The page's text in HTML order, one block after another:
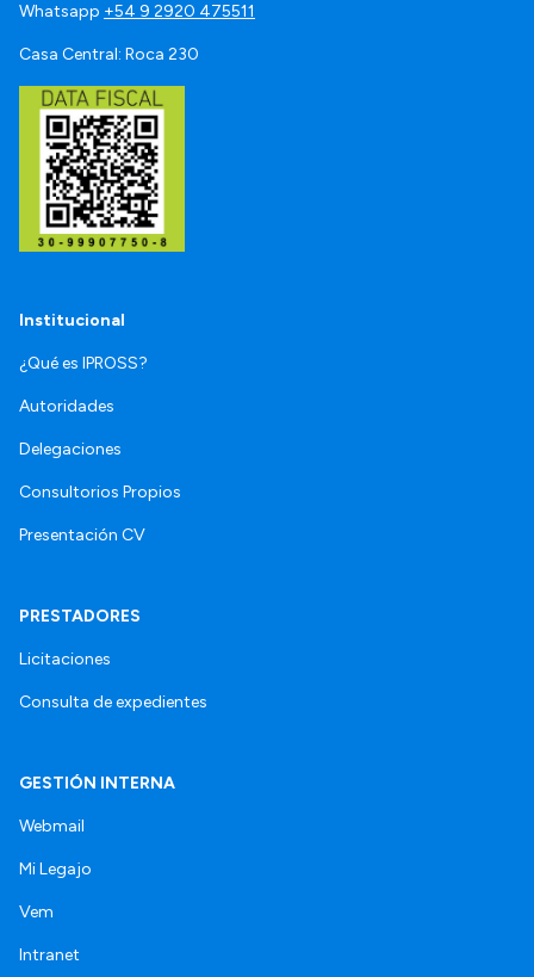
Whatsapp +54 9 2920 475511
Casa Central: Roca 230
Institucional
¿Qué es IPROSS?
Autoridades
Delegaciones
Consultorios Propios
Presentación CV
PRESTADORES
Licitaciones
Consulta de expedientes
GESTIÓN INTERNA
Webmail
Mi Legajo
Vem
Intranet